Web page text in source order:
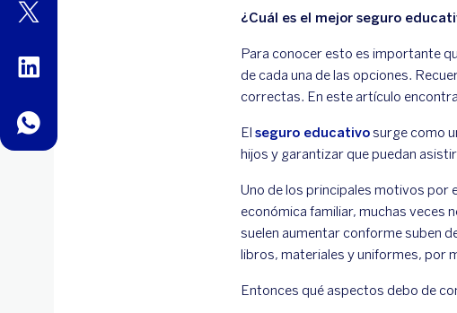
twitter
linkedin
whatsapp
¿Cuál es el mejor seguro
Para conocer esto es importante
de cada una de las opciones.
correctas. En este artículo
El seguro educativosurge como
hijos y garantizar que puedan
Uno de los principales motivos por
económica familiar, muchas veces
suelen aumentar conforme suben
libros, materiales y uniformes, por
Entonces qué aspectos debo de